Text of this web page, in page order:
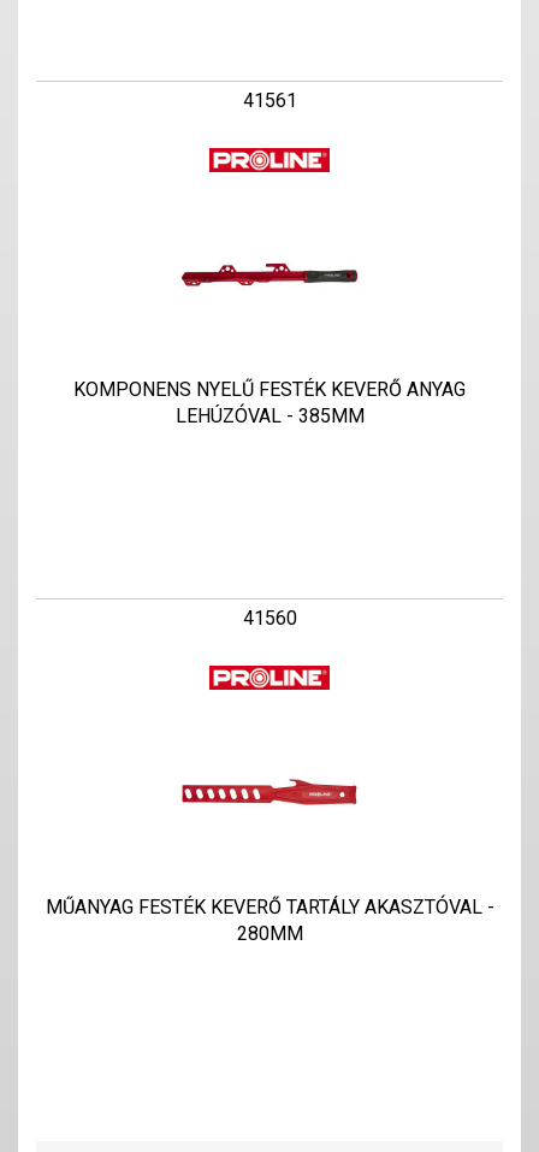
41561
KOMPONENS NYELŰ FESTÉK KEVERŐ ANYAG
LEHÚZÓVAL - 385MM
41560
MŰANYAG FESTÉK KEVERŐ TARTÁLY AKASZTÓVAL -
280MM